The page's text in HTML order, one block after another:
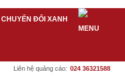
CHUYỂN ĐỔI XANH
Liên hệ quảng cáo: 024 36321588